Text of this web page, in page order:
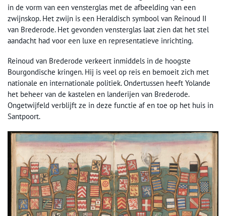
in de vorm van een vensterglas met de afbeelding van een
zwijnskop. Het zwijn is een Heraldisch symbool van Reinoud II
van Brederode. Het gevonden vensterglas laat zien dat het stel
aandacht had voor een luxe en representatieve inrichting.
Reinoud van Brederode verkeert inmiddels in de hoogste
Bourgondische kringen. Hij is veel op reis en bemoeit zich met
nationale en internationale politiek. Ondertussen heeft Yolande
het beheer van de kastelen en landerijen van Brederode.
Ongetwijfeld verblijft ze in deze functie af en toe op het huis in
Santpoort.